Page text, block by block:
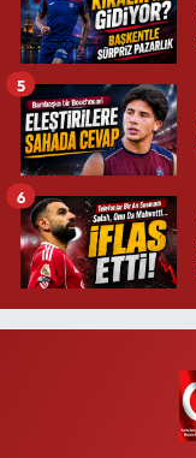
5
6